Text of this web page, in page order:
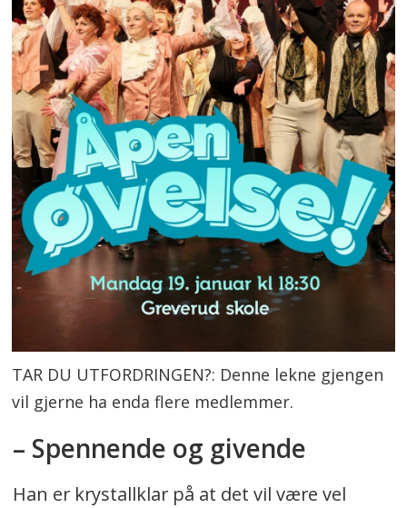
TAR DU UTFORDRINGEN?: Denne lekne gjengen
vil gjerne ha enda flere medlemmer.
– Spennende og givende
Han er krystallklar på at det vil være vel